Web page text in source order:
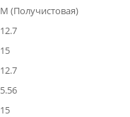
M (Получистовая)
12.7
15
12.7
5.56
15